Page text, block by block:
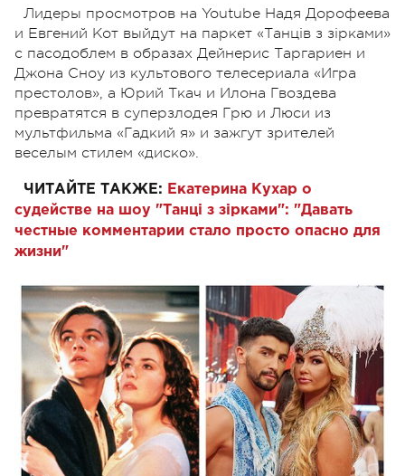
Лидеры просмотров на Youtube Надя Дорофеева
и Евгений Кот выйдут на паркет «Танців з зірками»
с пасодоблем в образах Дейнерис Таргариен и
Джона Сноу из культового телесериала «Игра
престолов», а Юрий Ткач и Илона Гвоздева
превратятся в суперзлодея Грю и Люси из
мультфильма «Гадкий я» и зажгут зрителей
веселым стилем «диско».
ЧИТАЙТЕ ТАКЖЕ: Екатерина Кухар о
судействе на шоу "Танці з зірками": "Давать
честные комментарии стало просто опасно для
жизни"